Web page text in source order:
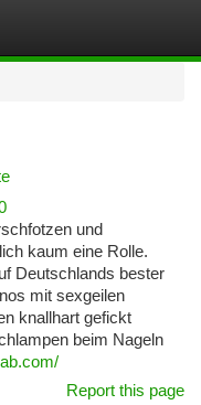
und
kaum eine Rolle.
Deutschlands bester
mit sexgeilen
knallhart gefickt
beim Nageln
Report this page